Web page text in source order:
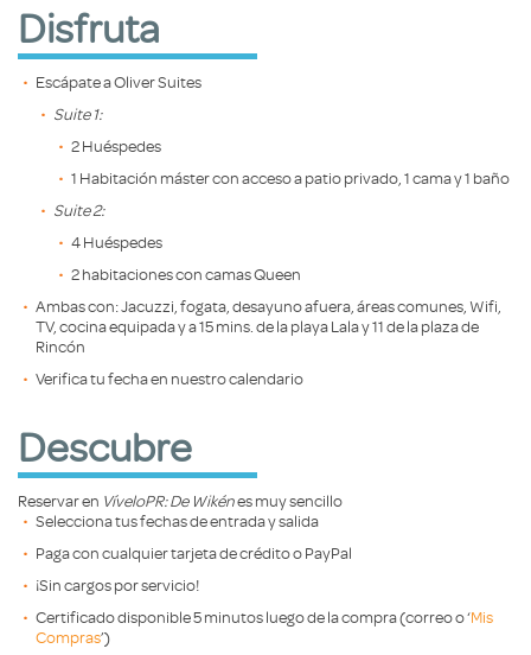
Disfruta
Escápate a Oliver Suites
Suite 1:
2 Huéspedes
1 Habitación máster con acceso a patio privado, 1 cama y 1 baño
Suite 2:
4 Huéspedes
2 habitaciones con camas Queen
Ambas con: Jacuzzi, fogata, desayuno afuera, áreas comunes, Wifi,
TV, cocina equipada y a 15 mins. de la playa Lala y 11 de la plaza de
Rincón
Verifica tu fecha en nuestro calendario
Descubre
Reservar en VíveloPR: De Wikénes muy sencillo
Selecciona tus fechas de entrada y salida
Paga con cualquier tarjeta de crédito o PayPal
¡Sin cargos por servicio!
Certificado disponible 5 minutos luego de la compra (correo o ‘Mis
Compras’)